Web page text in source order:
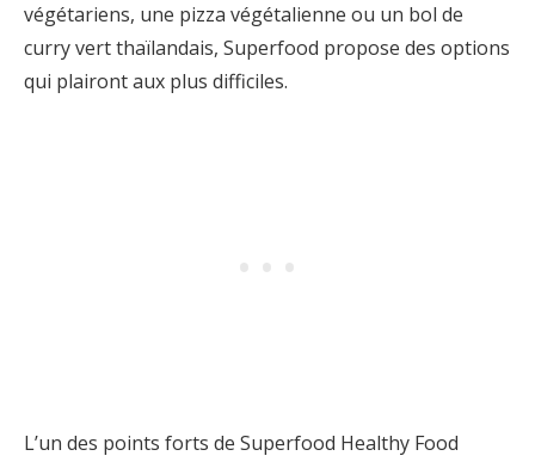
végétariens, une pizza végétalienne ou un bol de
curry vert thaïlandais, Superfood propose des options
qui plairont aux plus difficiles.
L’un des points forts de Superfood Healthy Food